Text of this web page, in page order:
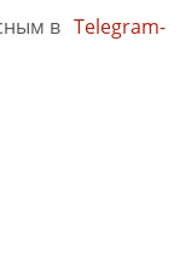
в Telegram-